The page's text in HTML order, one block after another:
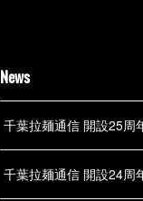
News
千葉拉麺通信 開設25周
千葉拉麺通信 開設24周